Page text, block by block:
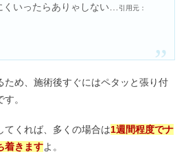
いったらありゃしない…
引用元：
ため、施術後すぐにはペタッと張り付
。
てくれば、多くの場合は1週間程度でナ
着きますよ。